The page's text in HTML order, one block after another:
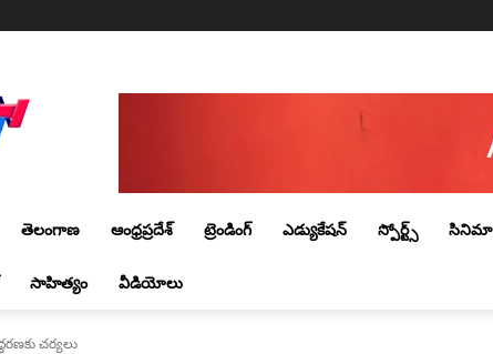
తెలంగాణ ఆంధ్రప్రదేశ్ ట్రెండింగ్‌ ఎడ్యుకేషన్ స్పోర్ట్స్ సినిమా
సాహిత్యం వీడియోలు
చ‌ర్య‌లు